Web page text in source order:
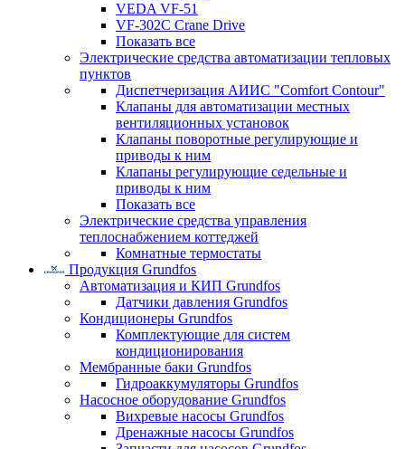
VEDA VF-51
VF-302C Crane Drive
Показать все
Электрические средства автоматизации тепловых
пунктов
Диспетчеризация АИИС "Comfort Contour"
Клапаны для автоматизации местных
вентиляционных установок
Клапаны поворотные регулирующие и
приводы к ним
Клапаны регулирующие седельные и
приводы к ним
Показать все
Электрические средства управления
теплоснабжением коттеджей
Комнатные термостаты
Продукция Grundfos
Автоматизация и КИП Grundfos
Датчики давления Grundfos
Кондиционеры Grundfos
Комплектующие для систем
кондиционирования
Мембранные баки Grundfos
Гидроаккумуляторы Grundfos
Насосное оборудование Grundfos
Вихревые насосы Grundfos
Дренажные насосы Grundfos